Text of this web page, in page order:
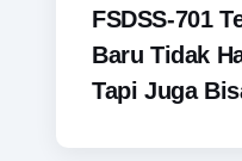
FSDSS-701
Baru Tidak
Tapi Juga